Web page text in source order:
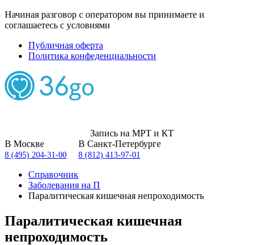
Начиная разговор с оператором вы принимаете и
соглашаетесь с условиями
Публичная оферта
Политика конфеденциальности
Запись на МРТ и КТ
В Москве
8 (495) 204-31-00
В Санкт-Петербурге
8 (812) 413-97-01
Справочник
Заболевания на П
Паралитическая кишечная непроходимость
Паралитическая кишечная
непроходимость